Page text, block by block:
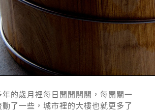
的歲月裡每日開開關關，每開關一
了一些，城市裡的大樓也就更多了